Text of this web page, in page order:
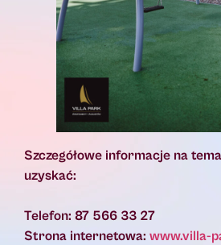
Szczegółowe informacje na
uzyskać:
Telefon: 87 566 33 27
Strona internetowa: www.villa-